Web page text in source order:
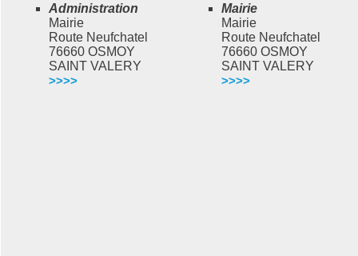
Administration
Mairie
Route Neufchatel
76660 OSMOY
SAINT VALERY
>>>>
Mairie
Mairie
Route Neufchatel
76660 OSMOY
SAINT VALERY
>>>>